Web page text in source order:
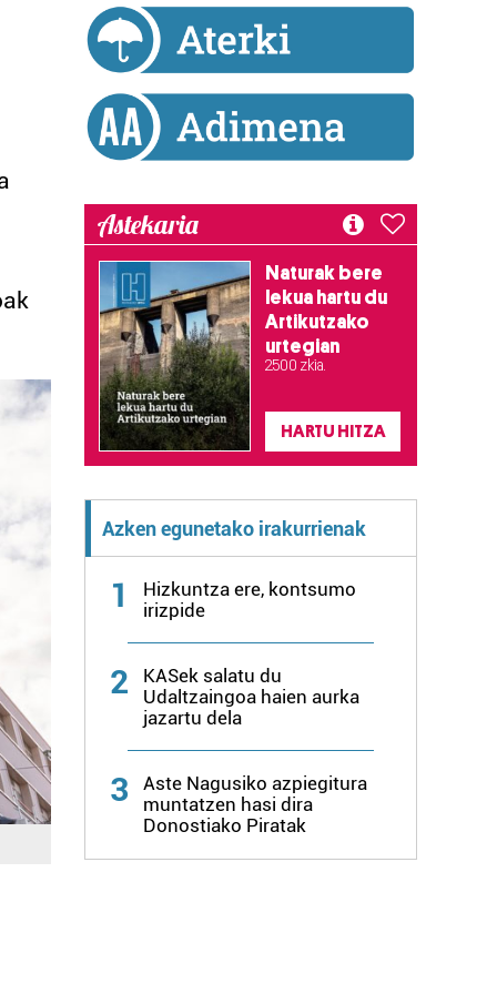
Astekaria
Naturak bere
lekua hartu du
Artikutzako
urtegian
2.500 zkia.
HARTU HITZA
Azken egunetako irakurrienak
1
Hizkuntza ere, kontsumo
irizpide
2
KASek salatu du
Udaltzaingoa haien aurka
jazartu dela
3
Aste Nagusiko azpiegitura
muntatzen hasi dira
Donostiako Piratak